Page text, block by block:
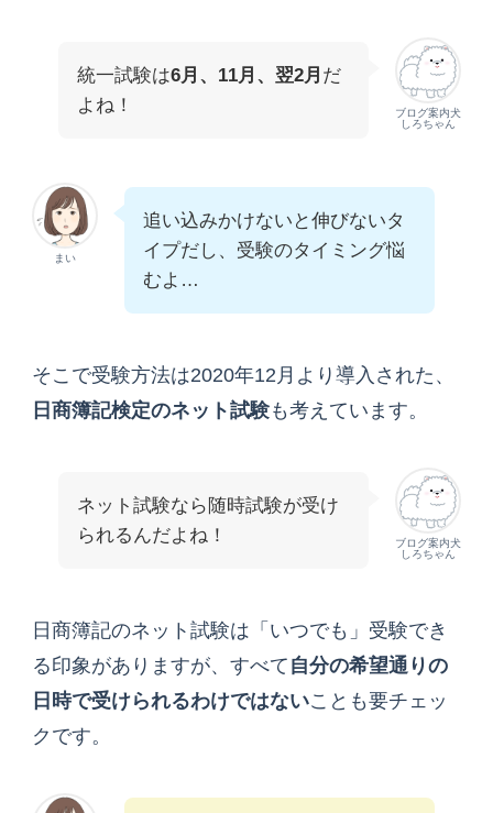
ブログ案内犬
しろちゃん
統一試験は6月、11月、翌2月 だ
よね！
まい
追い込みかけないと伸びないタ
イプだし、受験のタイミング悩
むよ…
そこで受験方法は2020年12月より導入された、
日商簿記検定のネット試験も考えています。
ブログ案内犬
しろちゃん
ネット試験なら随時試験が受け
られるんだよね！
日商簿記のネット試験は「いつでも」受験でき
る印象がありますが、すべて 自分の希望通りの
日時で受けられるわけではないことも要チェッ
クです。